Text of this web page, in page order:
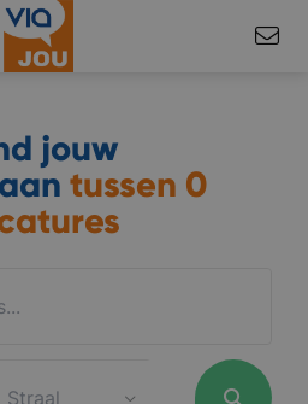
jouw
tussen 0